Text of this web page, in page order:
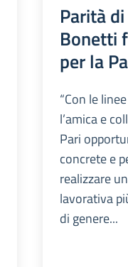
Parità
Bonetti
per la Pa
“Con le
l’amica e
Pari
concrete e
realizzare
lavorativa
di genere...